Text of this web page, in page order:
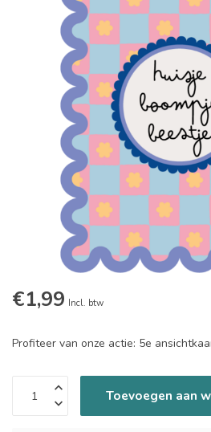
€1,99 Incl. btw
Profiteer van onze actie: 5e
Toevoegen aan